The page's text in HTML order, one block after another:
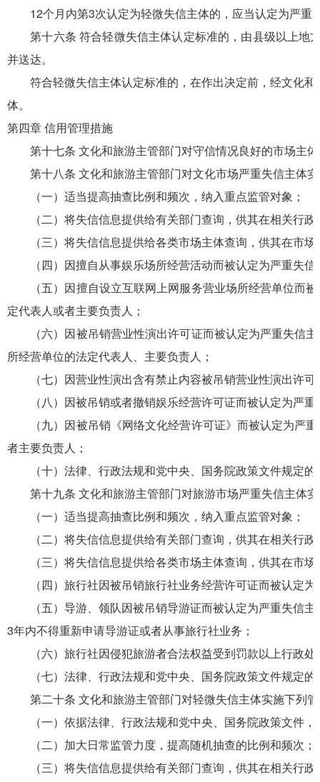
12个月内第3次认定为轻微失信主体的，应当认定为严重
第十六条 符合轻微失信主体认定标准的，由县级以上地
并送达。
符合轻微失信主体认定标准的，在作出决定前，经文化和
体。
第四章 信用管理措施
第十七条 文化和旅游主管部门对守信情况良好的市场主
第十八条 文化和旅游主管部门对文化市场严重失信主体
（一）适当提高抽查比例和频次，纳入重点监管对象；
（二）将失信信息提供给有关部门查询，供其在相关行政
（三）将失信信息提供给各类市场主体查询，供其在市场
（四）因擅自从事娱乐场所经营活动而被认定为严重失信
（五）因擅自设立互联网上网服务营业场所经营单位而被
定代表人或者主要负责人；
（六）因被吊销营业性演出许可证而被认定为严重失信主
所经营单位的法定代表人、主要负责人；
（七）因营业性演出含有禁止内容被吊销营业性演出许可
（八）因被吊销或者撤销娱乐经营许可证而被认定为严重
（九）因被吊销《网络文化经营许可证》而被认定为严重
者主要负责人；
（十）法律、行政法规和党中央、国务院政策文件规定的
第十九条 文化和旅游主管部门对旅游市场严重失信主体
（一）适当提高抽查比例和频次，纳入重点监管对象；
（二）将失信信息提供给有关部门查询，供其在相关行政
（三）将失信信息提供给各类市场主体查询，供其在市场
（四）旅行社因被吊销旅行社业务经营许可证而被认定为
（五）导游、领队因被吊销导游证而被认定为严重失信主
3年内不得重新申请导游证或者从事旅行社业务；
（六）旅行社因侵犯旅游者合法权益受到罚款以上行政处
（七）法律、行政法规和党中央、国务院政策文件规定的
第二十条 文化和旅游主管部门对轻微失信主体实施下列
（一）依据法律、行政法规和党中央、国务院政策文件，
（二）加大日常监管力度，提高随机抽查的比例和频次；
（三）将失信信息提供给有关部门查询，供其在相关行政